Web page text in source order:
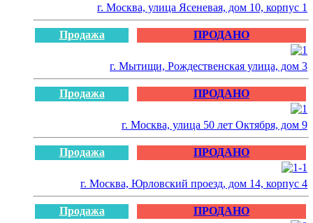
г. Москва, улица Ясеневая, дом 10, корпус 1
Продажа ПРОДАНО
г. Мытищи, Рождественская улица, дом 3
Продажа ПРОДАНО
г. Москва, улица 50 лет Октября, дом 9
Продажа ПРОДАНО
г. Москва, Юрловский проезд, дом 14, корпус 4
Продажа ПРОДАНО